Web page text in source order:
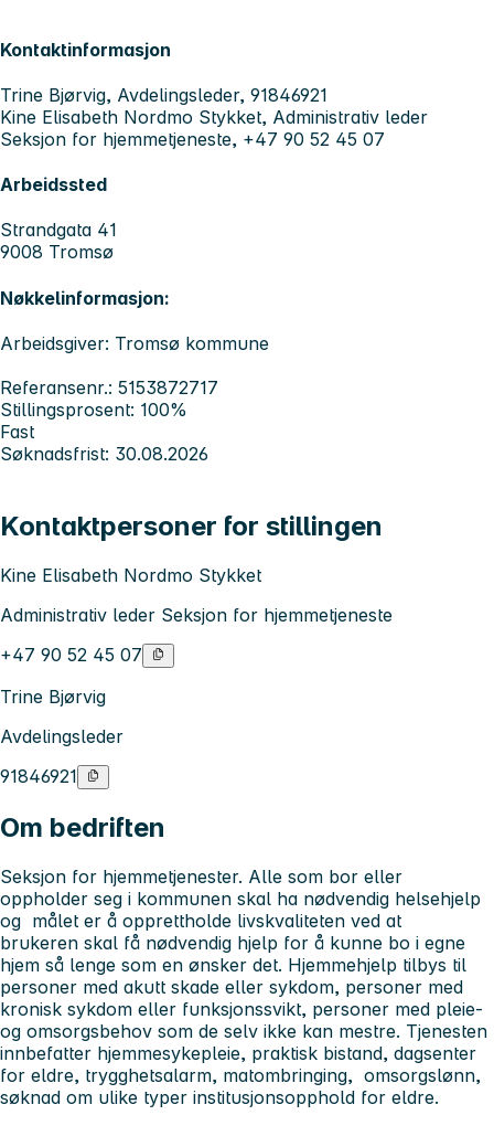
Kontaktinformasjon
Trine Bjørvig, Avdelingsleder, 91846921
Kine Elisabeth Nordmo Stykket, Administrativ leder
Seksjon for hjemmetjeneste, +47 90 52 45 07
Arbeidssted
Strandgata 41
9008 Tromsø
Nøkkelinformasjon:
Arbeidsgiver: Tromsø kommune
Referansenr.: 5153872717
Stillingsprosent: 100%
Fast
Søknadsfrist: 30.08.2026
Kontaktpersoner for stillingen
Kine Elisabeth Nordmo Stykket
Administrativ leder Seksjon for hjemmetjeneste
+47 90 52 45 07
Trine Bjørvig
Avdelingsleder
91846921
Om bedriften
Seksjon for hjemmetjenester. Alle som bor eller
oppholder seg i kommunen skal ha nødvendig helsehjelp
og målet er å opprettholde livskvaliteten ved at
brukeren skal få nødvendig hjelp for å kunne bo i egne
hjem så lenge som en ønsker det. Hjemmehjelp tilbys til
personer med akutt skade eller sykdom, personer med
kronisk sykdom eller funksjonssvikt, personer med pleie-
og omsorgsbehov som de selv ikke kan mestre. Tjenesten
innbefatter hjemmesykepleie, praktisk bistand, dagsenter
for eldre, trygghetsalarm, matombringing, omsorgslønn,
søknad om ulike typer institusjonsopphold for eldre.